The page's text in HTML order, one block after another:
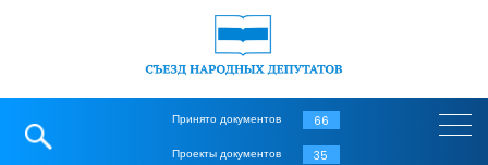
Принято документов 66
Проекты документов 35